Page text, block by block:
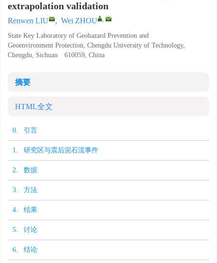
extrapolation validation
Renwen LIU , Wei ZHOU ,
State Key Laboratory of Geohazard Prevention and
Geoenvironment Protection, Chengdu University of Technology,
Chengdu, Sichuan 610059, China
摘要
HTML全文
0. 引言
1. 研究区与震后泥石流事件
2. 数据
3. 方法
4. 结果
5. 讨论
6. 结论